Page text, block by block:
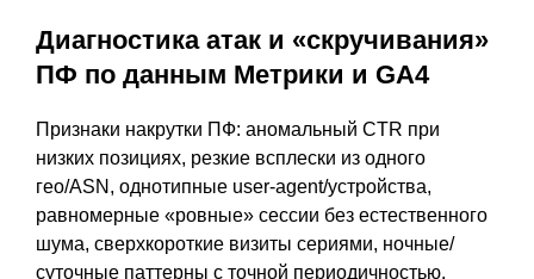
Диагностика атак и «скручивания»
ПФ по данным Метрики и GA4
Признаки накрутки ПФ: аномальный CTR при
низких позициях, резкие всплески из одного
гео/ASN, однотипные user‑agent/устройства,
равномерные «ровные» сессии без естественного
шума, сверхкороткие визиты сериями, ночные/
суточные паттерны с точной периодичностью,